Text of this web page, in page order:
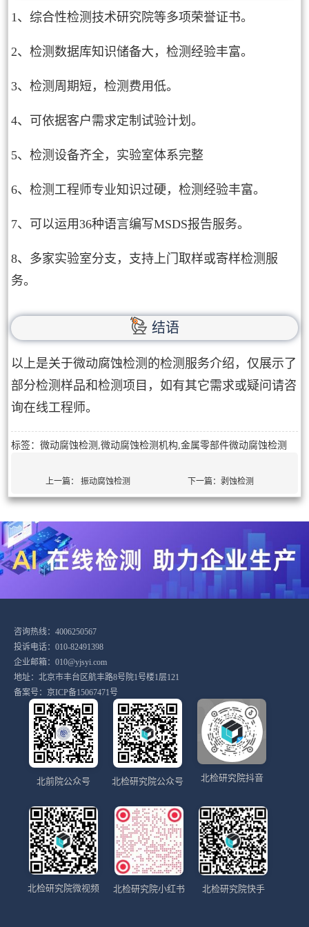
1、综合性检测技术研究院等多项荣誉证书。
2、检测数据库知识储备大，检测经验丰富。
3、检测周期短，检测费用低。
4、可依据客户需求定制试验计划。
5、检测设备齐全，实验室体系完整
6、检测工程师专业知识过硬，检测经验丰富。
7、可以运用36种语言编写MSDS报告服务。
8、多家实验室分支，支持上门取样或寄样检测服
务。
结语
以上是关于微动腐蚀检测的检测服务介绍，仅展示了
部分检测样品和检测项目，如有其它需求或疑问请咨
询在线工程师。
标签：微动腐蚀检测,微动腐蚀检测机构,金属零部件微动腐蚀检测
上一篇：振动腐蚀检测 下一篇：剥蚀检测
咨询热线：4006250567
投诉电话：010-82491398
企业邮箱：010@yjsyi.com
地址：北京市丰台区航丰路8号院1号楼1层121
备案号： 京ICP备15067471号
北前院公众号 北检研究院公众号 北检研究院抖音
北检研究院微视频 北检研究院小红书 北检研究院快手